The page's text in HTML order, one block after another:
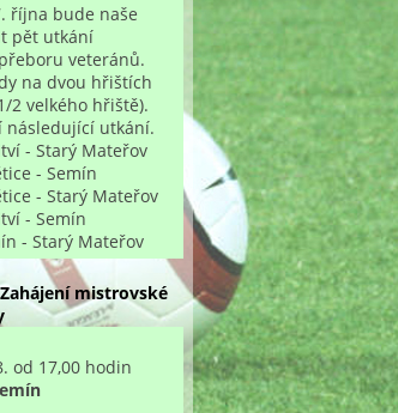
října bude naše
pět utkání
veteránů.
na dvou hřištích
2 velkého hřiště).
následující utkání.
- Starý Mateřov
- Semín
- Starý Mateřov
- Semín
- Starý Mateřov
Zahájení mistrovské
od 17,00 hodin